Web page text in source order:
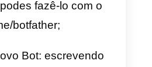
cheia de potencial.